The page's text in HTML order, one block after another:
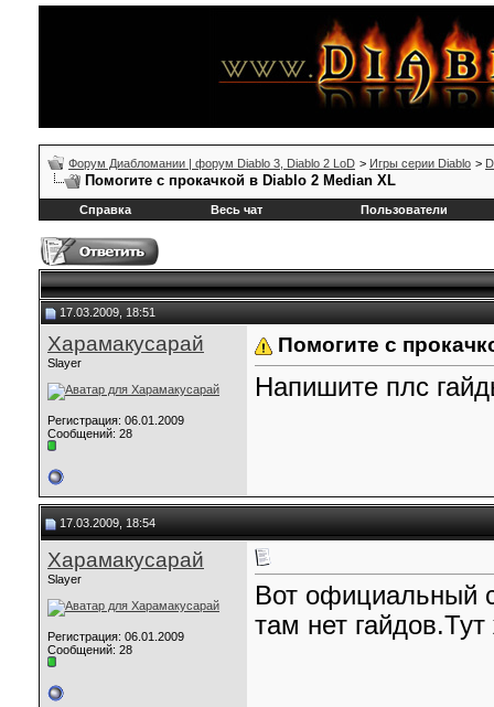
Форум Диабломании | форум Diablo 3, Diablo 2 LoD > Игры серии Diablo >
Помогите с прокачкой в Diablo 2 Median XL
Справка Весь чат Пользователи
17.03.2009, 18:51
Харамакусарай
Slayer
Регистрация: 06.01.2009
Сообщений: 28
Помогите с
Напишите плс
17.03.2009, 18:54
Харамакусарай
Slayer
Регистрация: 06.01.2009
Сообщений: 28
Вот официальный
там нет